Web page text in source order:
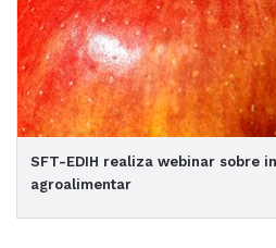
SFT-EDIH realiza webinar sobre
agroalimentar